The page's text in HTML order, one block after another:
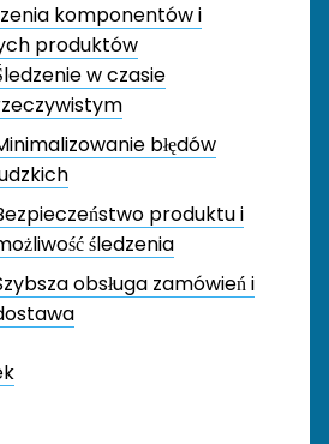
komponentów i
produktów
w czasie
błędów
produktu i
śledzenia
obsługa zamówień i